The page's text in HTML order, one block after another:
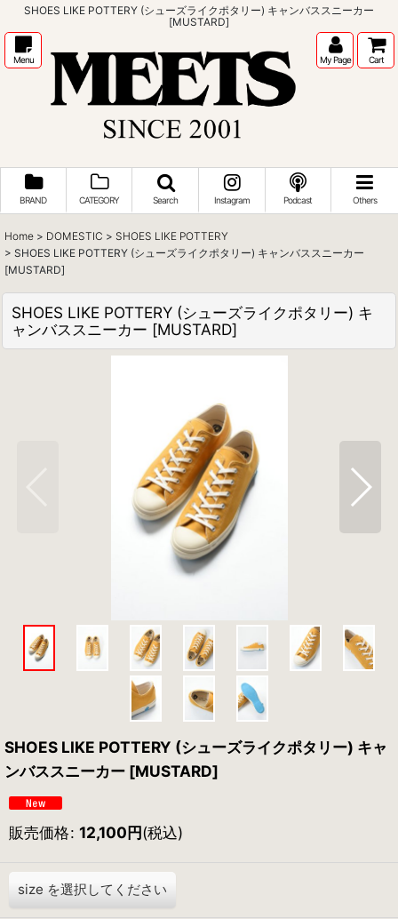
SHOES LIKE POTTERY (シューズライクポタリー) キャンバススニーカー
[MUSTARD]
Menu My Page Cart
BRAND CATEGORY Search Instagram Podcast Others
Home > DOMESTIC > SHOES LIKE POTTERY
> SHOES LIKE POTTERY (シューズライクポタリー) キャンバススニーカー
[MUSTARD]
SHOES LIKE POTTERY (シューズライクポタリー) キ
ャンバススニーカー [MUSTARD]
SHOES LIKE POTTERY (シューズライクポタリー) キャ
ンバススニーカー [MUSTARD]
販売価格: 12,100円(税込)
size を選択してください